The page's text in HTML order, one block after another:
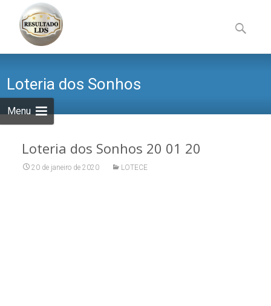
Menu
to
content
por:
Loteria dos Sonhos
Loteria dos Sonhos 20 01 20
20 de janeiro de 2020 LOTECE